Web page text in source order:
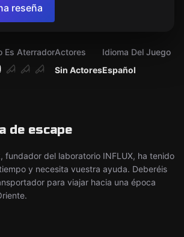
Es Aterrador
Sin Actores
Actores
Español
Idioma Del Juego
de escape
fundador del laboratorio INFLUX, ha tenido
y necesita vuestra ayuda. Deberéis
para viajar hacia una época
reseña